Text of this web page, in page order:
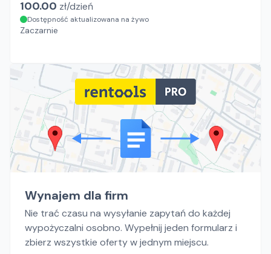
100.00 zł/dzień
Dostępność aktualizowana na żywo
Zaczarnie
Wynajem dla firm
Nie trać czasu na wysyłanie zapytań do każdej
wypożyczalni osobno. Wypełnij jeden formularz i
zbierz wszystkie oferty w jednym miejscu.